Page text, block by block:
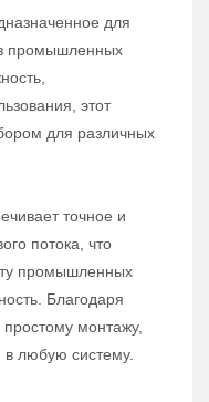
для
в промышленных
этот
для различных
точное и
потока, что
промышленных
Благодаря
монтажу,
в любую систему.